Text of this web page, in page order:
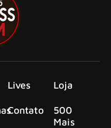
Lives
Contato
Loja
500
Mais